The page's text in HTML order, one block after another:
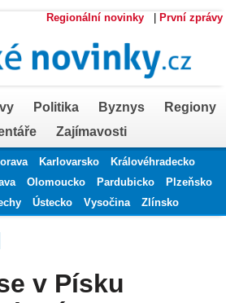
Regionální novinky První zprávy
Politika Byznys
Regiony
Zajímavosti
Karlovarsko
Královéhradecko
Olomoucko Pardubicko
Plzeňsko
Ústecko Vysočina Zlínsko
v Písku